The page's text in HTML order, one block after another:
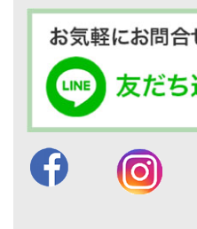
電話： 029-305-3688